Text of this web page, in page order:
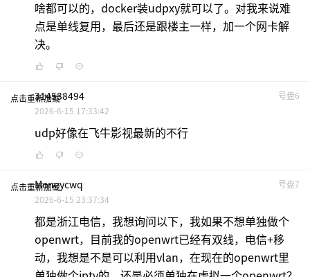
啥都可以的，docker装udpxy就可以了。对我来说难
点是单线复用，最后还是跟楼主一样，加一个网卡解
决。
点击重新加载 号盘6
314538494
2026-6-15 17:33:42
udp好像在飞牛影视最新的不行
点击重新加载 号盘7
Moneycwq
2026-6-15 23:37:34
都是浙江电信，我想询问以下，我如果不想单独做个
openwrt，目前我的openwrt已经有双线，电信+移
动，我想是不是可以利用vlan，在现在的openwrt里